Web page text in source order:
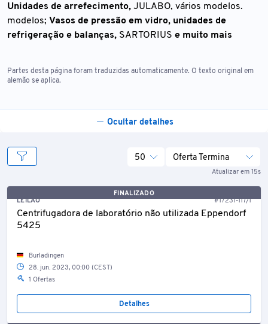
Unidades de arrefecimento, JULABO, vários modelos.
modelos; Vasos de pressão em vidro, unidades de
refrigeração e balanças, SARTORIUS e muito mais
Partes desta página foram traduzidas automaticamente. O texto original em
alemão se aplica.
Ocultar detalhes
Atualizar em 15s
50 Oferta Termina
FINALIZADO
LEILÃO
#17231-117/1
Centrifugadora de laboratório não utilizada Eppendorf
5425
Burladingen
28. jun. 2023, 00:00 (CEST)
1 Ofertas
Detalhes